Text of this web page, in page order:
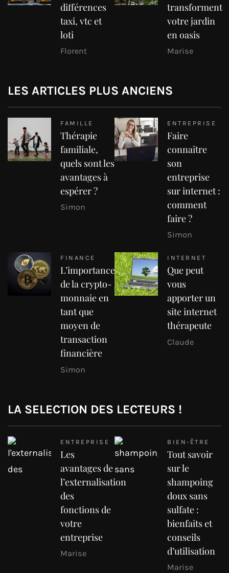
différences
taxi, vtc et
loti
Florent
transforment
votre jardin
en oasis
Marise
LES ARTICLES PLUS ANCIENS
FAMILLE
Thérapie
familiale,
quels sont les
avantages à
espérer ?
Simon
ENTREPRISE
Faire
connaître
son
entreprise
sur internet :
comment
faire ?
Simon
FINANCE
L’importance
de la crypto-
monnaie en
tant que
moyen de
transaction
financière
Simon
INTERNET
Que peut
vous
apporter un
site internet
thérapeute
Claude
LA SELECTION DES LECTEURS !
ENTREPRISE
Les
avantages de
l’externalisation
des
fonctions de
votre
entreprise
Marise
BIEN-ÊTRE
Tout savoir
sur le
shampoing
doux sans
sulfate :
bienfaits et
conseils
d’utilisation
Marise